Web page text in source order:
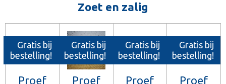
Zoet en zalig
Gratis bij
bestelling!
Proef
Gratis bij
bestelling!
Proef
Gratis bij
bestelling!
Proef
Gratis bij
bestelling!
Proef